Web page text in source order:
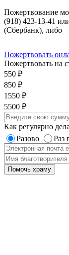
Пожертвование
(918) 423-13-41
(Сбербанк), либо
Пожертвовать
Пожертвовать на
550 ₽
850 ₽
1550 ₽
5500 ₽
Как регулярно
Разово
Раз
Помочь храму